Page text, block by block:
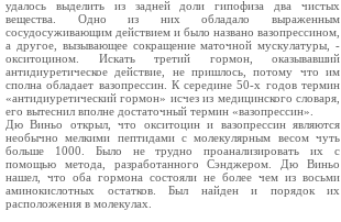
удалось выделить из задней доли гипофиза два чистых
вещества. Одно из них обладало выраженным
сосудосуживающим действием и было названо вазопрессином,
а другое, вызывающее сокращение маточной мускулатуры, -
окситоцином. Искать третий гормон, оказывавший
антидиуретическое действие, не пришлось, потому что им
сполна обладает вазопрессин. К середине 50-х годов термин
«антидиуретический гормон» исчез из медицинского словаря,
его вытеснил вполне достаточный термин «вазопрессин».
Дю Виньо открыл, что окситоцин и вазопрессин являются
необычно мелкими пептидами с молекулярным весом чуть
больше 1000. Было не трудно проанализировать их с
помощью метода, разработанного Сэнджером. Дю Виньо
нашел, что оба гормона состояли не более чем из восьми
аминокислотных остатков. Был найден и порядок их
расположения в молекулах.